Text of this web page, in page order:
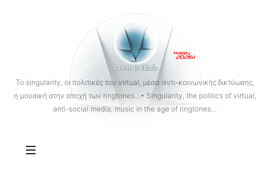
OANNES
To singularity, οι πολιτικές του virtual, μέσα αντι-κοινωνικής δικτύωσης,
η μουσική στην εποχή των ringtones…• Singularity, the politics of virtual,
anti-social media, music in the age of ringtones…